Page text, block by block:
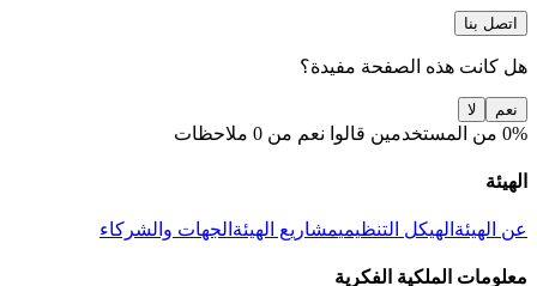
اتصل بنا
هل كانت هذه الصفحة مفيدة؟
نعم لا
0% من المستخدمين قالوا نعم من 0 ملاحظات
الهيئة
عن الهيئة الهيكل التنظيميمشاريع الهيئة الجهات والشركاء
معلومات الملكية الفكرية